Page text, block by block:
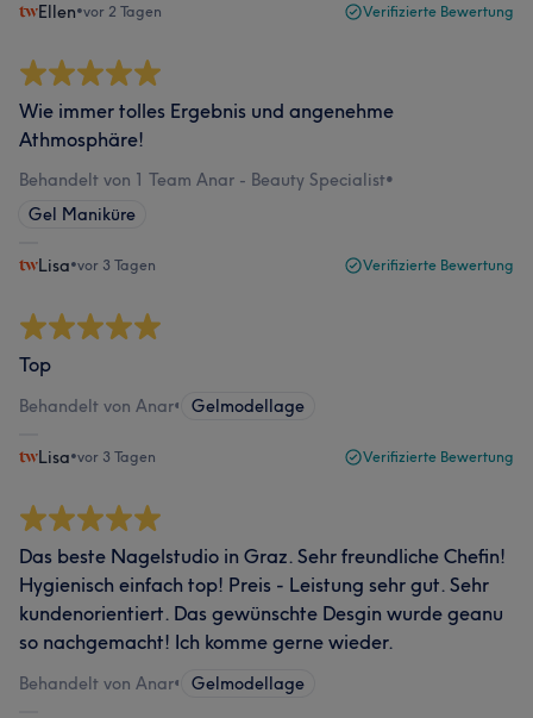
Ellen•vor 2 Tagen Verifizierte Bewertung
Wie immer tolles Ergebnis und angenehme
Athmosphäre!
Behandelt von 1 Team Anar - Beauty Specialist•
Gel Maniküre
Lisa•vor 3 Tagen Verifizierte Bewertung
Top
Behandelt von Anar• Gelmodellage
Lisa•vor 3 Tagen Verifizierte Bewertung
Das beste Nagelstudio in Graz. Sehr freundliche Chefin!
Hygienisch einfach top! Preis - Leistung sehr gut. Sehr
kundenorientiert. Das gewünschte Desgin wurde geanu
so nachgemacht! Ich komme gerne wieder.
Behandelt von Anar• Gelmodellage